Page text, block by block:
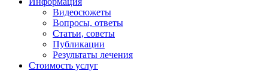
Видеосюжеты
Вопросы, ответы
Статьи, советы
Публикации
Результаты лечения
Стоимость услуг